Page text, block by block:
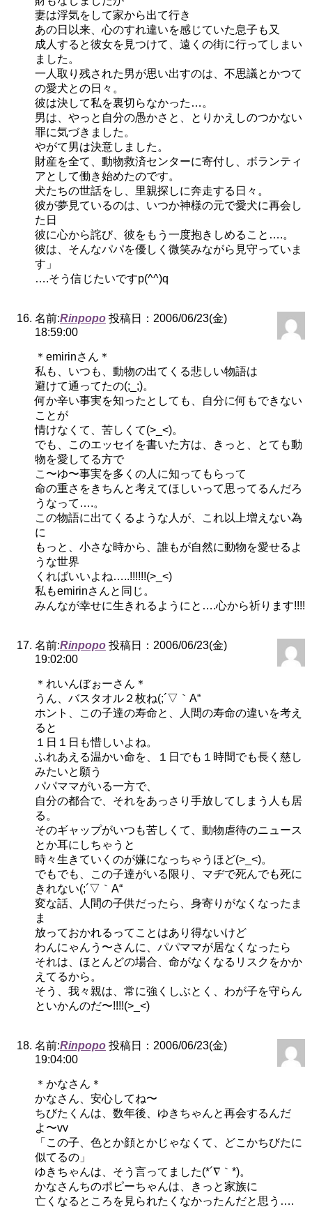
妻は浮気をして家から出て行き
あの日以来、心のすれ違いを感じていた息子も又
成人すると彼女を見つけて、遠くの街に行ってしまい
ました。
一人取り残された男が思い出すのは、不思議とかつて
の愛犬との日々。
彼は決して私を裏切らなかった…。
男は、やっと自分の愚かさと、とりかえしのつかない
罪に気づきました。
やがて男は決意しました。
財産を全て、動物救済センターに寄付し、ボランティ
アとして働き始めたのです。
犬たちの世話をし、里親探しに奔走する日々。
彼が夢見ているのは、いつか神様の元で愛犬に再会し
た日
彼に心から詫び、彼をもう一度抱きしめること….。
彼は、そんなパパを優しく微笑みながら見守っていま
す」
….そう信じたいですp(^^)q
名前:Rinpopo 投稿日：2006/06/23(金)
18:59:00
＊emirinさん＊
私も、いつも、動物の出てくる悲しい物語は
避けて通ってたの(;_;)。
何か辛い事実を知ったとしても、自分に何もできない
ことが
情けなくて、苦しくて(>_<)。
でも、このエッセイを書いた方は、きっと、とても動
物を愛してる方で
こ〜ゆ〜事実を多くの人に知ってもらって
命の重さをきちんと考えてほしいって思ってるんだろ
うなって….。
この物語に出てくるような人が、これ以上増えない為
に
もっと、小さな時から、誰もが自然に動物を愛せるよ
うな世界
くればいいよね…..!!!!!!(>_<)
私もemirinさんと同じ。
みんなが幸せに生きれるようにと….心から祈ります!!!!
名前:Rinpopo 投稿日：2006/06/23(金)
19:02:00
＊れいんぼぉーさん＊
うん、バスタオル２枚ね(;´▽｀A“
ホント、この子達の寿命と、人間の寿命の違いを考え
ると
１日１日も惜しいよね。
ふれあえる温かい命を、１日でも１時間でも長く慈し
みたいと願う
パパママがいる一方で、
自分の都合で、それをあっさり手放してしまう人も居
る。
そのギャップがいつも苦しくて、動物虐待のニュース
とか耳にしちゃうと
時々生きていくのが嫌になっちゃうほど(>_<)。
でもでも、この子達がいる限り、マヂで死んでも死に
きれない(;´▽｀A“
変な話、人間の子供だったら、身寄りがなくなったま
ま
放っておかれるってことはあり得ないけど
わんにゃんう〜さんに、パパママが居なくなったら
それは、ほとんどの場合、命がなくなるリスクをかか
えてるから。
そう、我々親は、常に強くしぶとく、わが子を守らん
といかんのだ〜!!!!(>_<)
名前:Rinpopo 投稿日：2006/06/23(金)
19:04:00
＊かなさん＊
かなさん、安心してね〜
ちびたくんは、数年後、ゆきちゃんと再会するんだ
よ〜vv
「この子、色とか顔とかじゃなくて、どこかちびたに
似てるの」
ゆきちゃんは、そう言ってました(*´∇｀*)。
かなさんちのポピーちゃんは、きっと家族に
亡くなるところを見られたくなかったんだと思う….